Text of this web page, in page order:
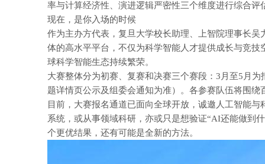
率与计算经济性、演进逻辑严密性三个维度进行综合
现在，是你入场的时候
作为主办方代表，复旦大学校长助理、上智院理事长
体的高水平平台，不仅为科学智能人才提供成长与竞
球科学智能生态持续繁荣。
大赛整体分为初赛、复赛和决赛三个赛段：3月至5月
题详情页公示及组委会通知为准）。各参赛队伍将围
目前，大赛报名通道已面向全球开放，诚邀人工智能
系统，或从事领域科研，亦或只是想验证“AI还能做到
个更优结果，还有可能是全新的方法。